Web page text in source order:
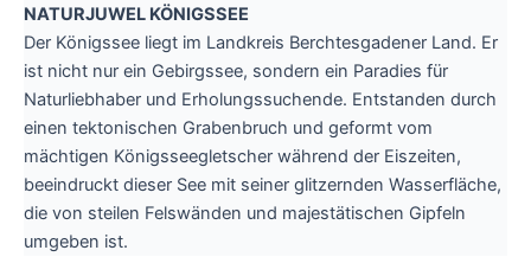
NATURJUWEL KÖNIGSSEE
Der Königssee liegt im Landkreis Berchtesgadener Land. Er
ist nicht nur ein Gebirgssee, sondern ein Paradies für
Naturliebhaber und Erholungssuchende. Entstanden durch
einen tektonischen Grabenbruch und geformt vom
mächtigen Königsseegletscher während der Eiszeiten,
beeindruckt dieser See mit seiner glitzernden Wasserfläche,
die von steilen Felswänden und majestätischen Gipfeln
umgeben ist.